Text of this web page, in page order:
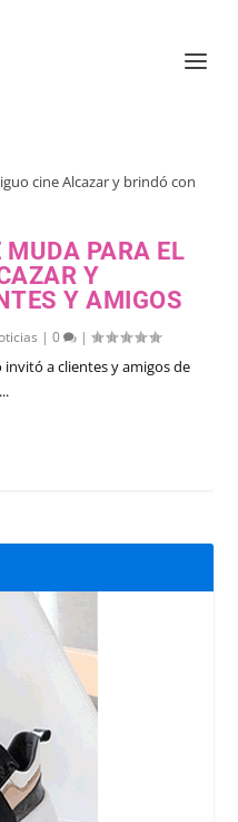
PARA EL
Y
Y AMIGOS
|0 |
a clientes y amigos de